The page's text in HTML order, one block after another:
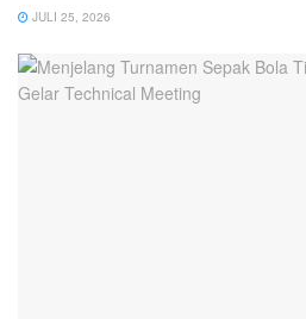
JULI 25, 2026